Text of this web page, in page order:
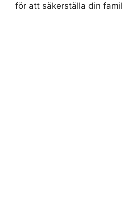
för att säkerställa din